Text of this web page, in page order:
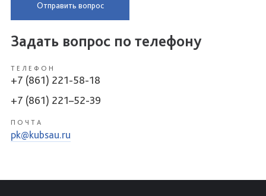
Отправить вопрос
Задать вопрос по телефону
ТЕЛЕФОН
+7 (861) 221-58-18
+7 (861) 221–52-39
ПОЧТА
pk@kubsau.ru